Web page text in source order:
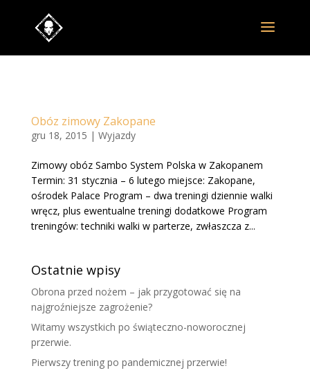
Obóz zimowy Zakopane
gru 18, 2015 | Wyjazdy
Zimowy obóz Sambo System Polska w Zakopanem
Termin: 31 stycznia – 6 lutego miejsce: Zakopane,
ośrodek Palace Program – dwa treningi dziennie walki
wręcz, plus ewentualne treningi dodatkowe Program
treningów: techniki walki w parterze, zwłaszcza z...
Ostatnie wpisy
Obrona przed nożem – jak przygotować się na
najgroźniejsze zagrożenie?
Witamy wszystkich po świąteczno-noworocznej
przerwie.
Pierwszy trening po pandemicznej przerwie!